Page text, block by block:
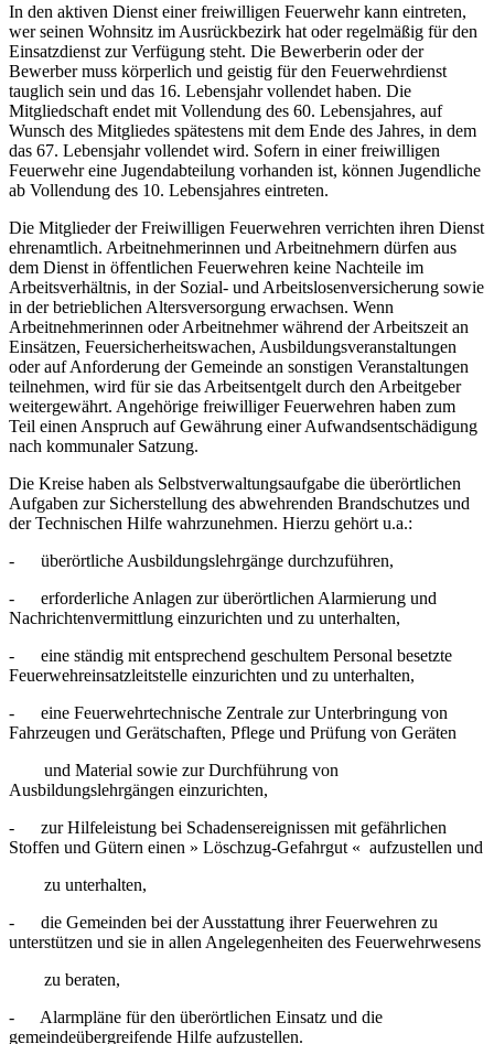
In den aktiven Dienst einer freiwilligen Feuerwehr kann eintreten,
wer seinen Wohnsitz im Ausrückbezirk hat oder regelmäßig für den
Einsatzdienst zur Verfügung steht. Die Bewerberin oder der
Bewerber muss körperlich und geistig für den Feuerwehrdienst
tauglich sein und das 16. Lebensjahr vollendet haben. Die
Mitgliedschaft endet mit Vollendung des 60. Lebensjahres, auf
Wunsch des Mitgliedes spätestens mit dem Ende des Jahres, in dem
das 67. Lebensjahr vollendet wird. Sofern in einer freiwilligen
Feuerwehr eine Jugendabteilung vorhanden ist, können Jugendliche
ab Vollendung des 10. Lebensjahres eintreten.
Die Mitglieder der Freiwilligen Feuerwehren verrichten ihren Dienst
ehrenamtlich. Arbeitnehmerinnen und Arbeitnehmern dürfen aus
dem Dienst in öffentlichen Feuerwehren keine Nachteile im
Arbeitsverhältnis, in der Sozial- und Arbeitslosenversicherung sowie
in der betrieblichen Altersversorgung erwachsen. Wenn
Arbeitnehmerinnen oder Arbeitnehmer während der Arbeitszeit an
Einsätzen, Feuersicherheitswachen, Ausbildungsveranstaltungen
oder auf Anforderung der Gemeinde an sonstigen Veranstaltungen
teilnehmen, wird für sie das Arbeitsentgelt durch den Arbeitgeber
weitergewährt. Angehörige freiwilliger Feuerwehren haben zum
Teil einen Anspruch auf Gewährung einer Aufwandsentschädigung
nach kommunaler Satzung.
Die Kreise haben als Selbstverwaltungsaufgabe die überörtlichen
Aufgaben zur Sicherstellung des abwehrenden Brandschutzes und
der Technischen Hilfe wahrzunehmen. Hierzu gehört u.a.:
- überörtliche Ausbildungslehrgänge durchzuführen,
- erforderliche Anlagen zur überörtlichen Alarmierung und
Nachrichtenvermittlung einzurichten und zu unterhalten,
- eine ständig mit entsprechend geschultem Personal besetzte
Feuerwehreinsatzleitstelle einzurichten und zu unterhalten,
- eine Feuerwehrtechnische Zentrale zur Unterbringung von
Fahrzeugen und Gerätschaften, Pflege und Prüfung von Geräten
und Material sowie zur Durchführung von
Ausbildungslehrgängen einzurichten,
- zur Hilfeleistung bei Schadensereignissen mit gefährlichen
Stoffen und Gütern einen » Löschzug-Gefahrgut « aufzustellen und
zu unterhalten,
- die Gemeinden bei der Ausstattung ihrer Feuerwehren zu
unterstützen und sie in allen Angelegenheiten des Feuerwehrwesens
zu beraten,
- Alarmpläne für den überörtlichen Einsatz und die
gemeindeübergreifende Hilfe aufzustellen.